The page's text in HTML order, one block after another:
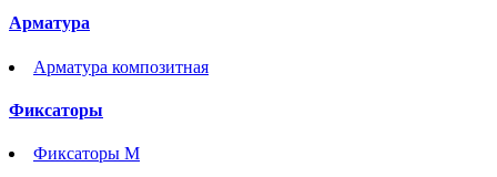
Арматура
Арматура композитная
Фиксаторы
Фиксаторы М